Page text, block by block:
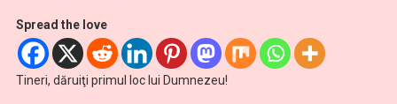
Spread the love
Tineri, dăruiţi primul loc lui Dumnezeu!